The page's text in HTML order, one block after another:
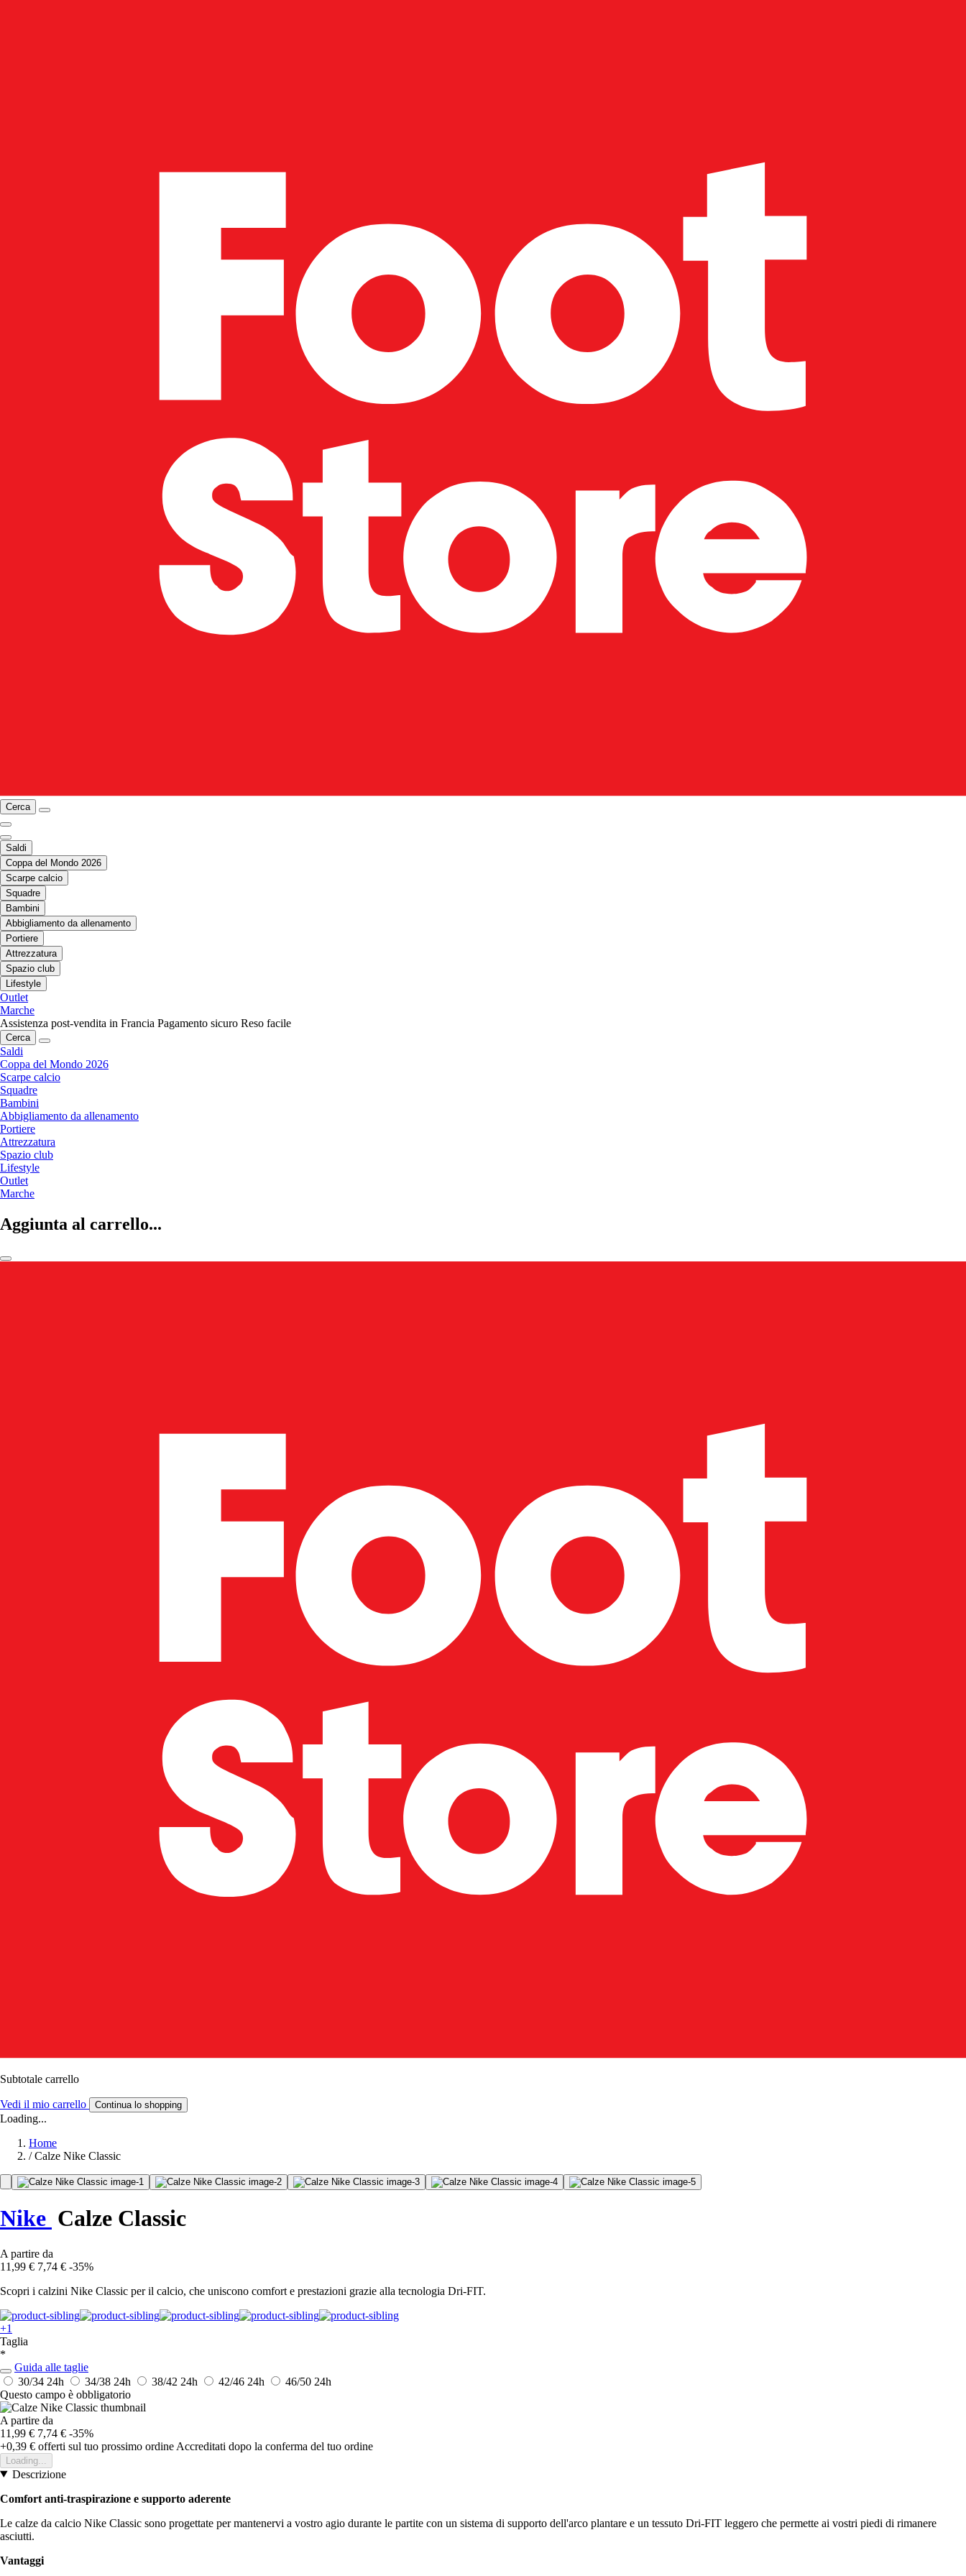
Cerca
Saldi
Coppa del Mondo 2026
Scarpe calcio
Squadre
Bambini
Abbigliamento da allenamento
Portiere
Attrezzatura
Spazio club
Lifestyle
Outlet
Marche
Assistenza post-vendita in Francia Pagamento sicuro Reso facile
Cerca
Saldi
Coppa del Mondo 2026
Scarpe calcio
Squadre
Bambini
Abbigliamento da allenamento
Portiere
Attrezzatura
Spazio club
Lifestyle
Outlet
Marche
Aggiunta al carrello...
Subtotale carrello
Vedi il mio carrello Continua lo shopping
Loading...
Home
/ Calze Nike Classic
Nike Calze Classic
A partire da
11,99 € 7,74 € -35%
Scopri i calzini Nike Classic per il calcio, che uniscono comfort e prestazioni grazie alla tecnologia Dri-FIT.
+1
Taglia
*
Guida alle taglie
30/34 24h 34/38 24h 38/42 24h 42/46 24h 46/50 24h
Questo campo è obbligatorio
A partire da
11,99 € 7,74 € -35%
+0,39 € offerti sul tuo prossimo ordine Accreditati dopo la conferma del tuo ordine
Loading...
Descrizione
Comfort anti-traspirazione e supporto aderente
Le calze da calcio Nike Classic sono progettate per mantenervi a vostro agio durante le partite con un sistema di supporto dell'arco plantare e un tessuto Dri-FIT leggero che permette ai vostri piedi di rimanere
asciutti.
Vantaggi